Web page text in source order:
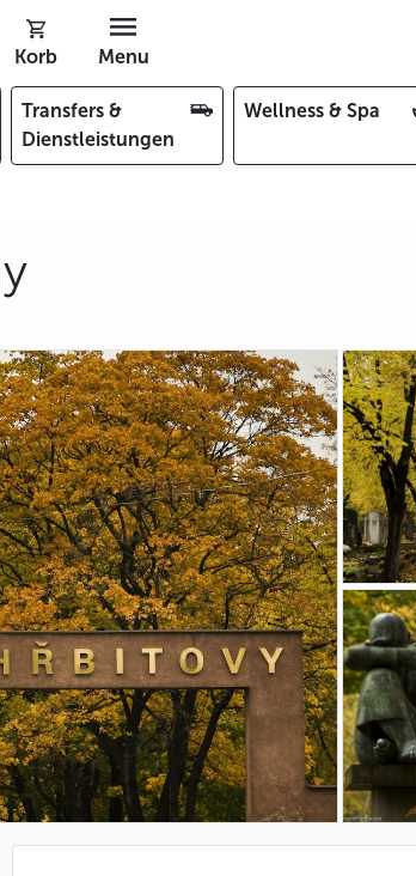
Korb Menu
Transfers &
Dienstleistungen
Wellness & Spa